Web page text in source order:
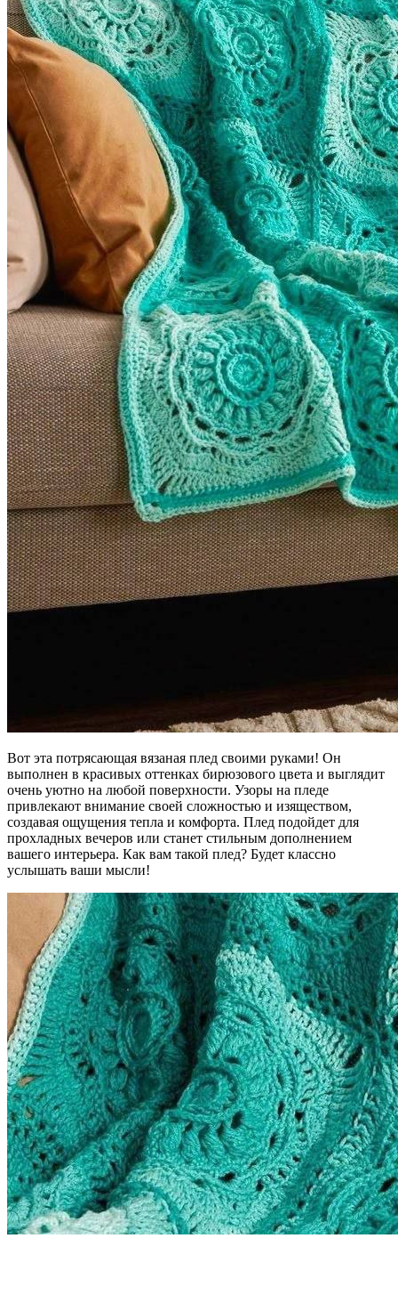
Вот эта потрясающая вязаная плед своими руками! Он
выполнен в красивых оттенках бирюзового цвета и выглядит
очень уютно на любой поверхности. Узоры на пледе
привлекают внимание своей сложностью и изяществом,
создавая ощущения тепла и комфорта. Плед подойдет для
прохладных вечеров или станет стильным дополнением
вашего интерьера. Как вам такой плед? Будет классно
услышать ваши мысли!